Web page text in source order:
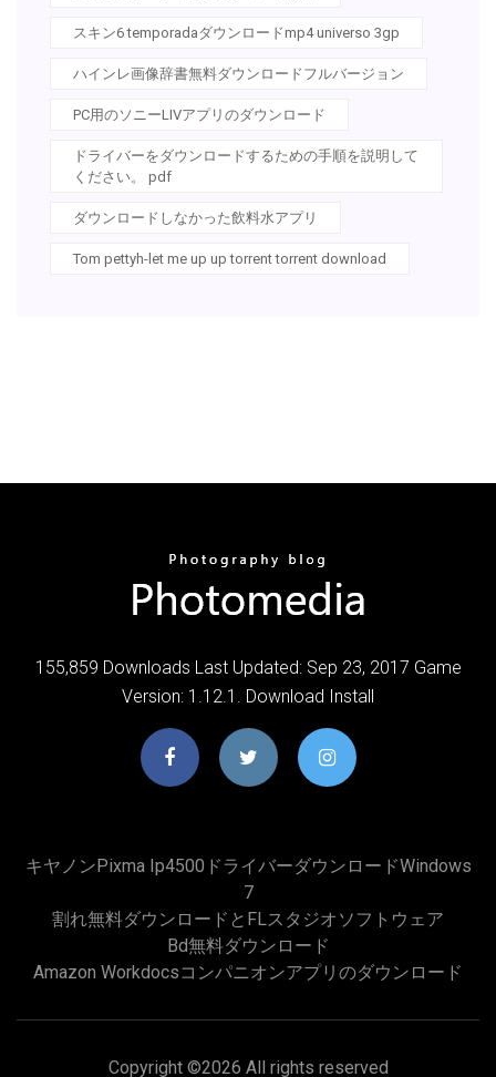
スキン6 temporadaダウンロードmp4 universo 3gp
ハインレ画像辞書無料ダウンロードフルバージョン
PC用のソニーLIVアプリのダウンロード
ドライバーをダウンロードするための手順を説明して
ください。 pdf
ダウンロードしなかった飲料水アプリ
Tom pettyh-let me up up torrent torrent download
155,859 Downloads Last Updated: Sep 23, 2017 Game
Version: 1.12.1. Download Install
キヤノンpixma Ip4500ドライバーダウンロードwindows
7
割れ無料ダウンロードとFLスタジオソフトウェア
Bd無料ダウンロード
Amazon Workdocsコンパニオンアプリのダウンロード
Copyright ©2026 All rights reserved